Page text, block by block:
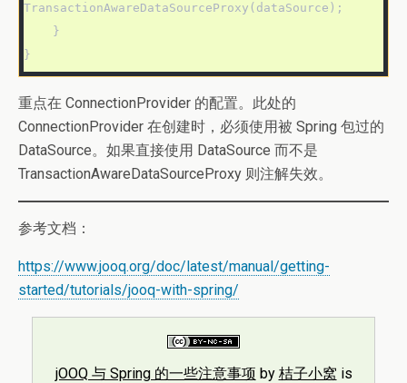
TransactionAwareDataSourceProxy(dataSource);
}
重点在 ConnectionProvider 的配置。此处的
ConnectionProvider 在创建时，必须使用被 Spring 包过的
DataSource。如果直接使用 DataSource 而不是
TransactionAwareDataSourceProxy 则注解失效。
参考文档：
https://www.jooq.org/doc/latest/manual/getting-
started/tutorials/jooq-with-spring/
jOOQ 与 Spring 的一些注意事项 by 桔子小窝 is